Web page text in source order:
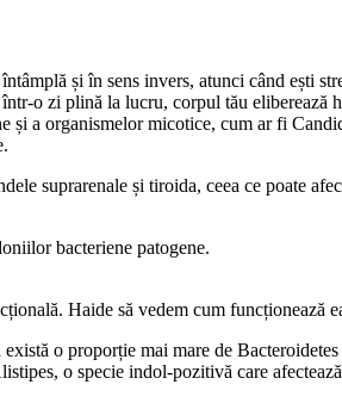
și în sens invers, atunci când ești
o zi plină la lucru, corpul tău eliberează
a organismelor micotice, cum ar fi
suprarenale și tiroida, ceea ce poate
bacteriene patogene.
Haide să vedem cum funcționează
o proporție mai mare de
o specie indol-pozitivă care